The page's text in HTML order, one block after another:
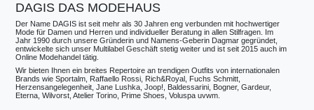
DAGIS DAS MODEHAUS
Der Name DAGIS ist seit mehr als 30 Jahren eng verbunden mit hochwertiger
Mode für Damen und Herren und individueller Beratung in allen Stilfragen. Im
Jahr 1990 durch unsere Gründerin und Namens-Geberin Dagmar gegründet,
entwickelte sich unser Multilabel Geschäft stetig weiter und ist seit 2015 auch im
Online Modehandel tätig.
Wir bieten Ihnen ein breites Repertoire an trendigen Outfits von internationalen
Brands wie Sportalm, Raffaello Rossi, Rich&Royal, Fuchs Schmitt,
Herzensangelegenheit, Jane Lushka, Joop!, Baldessarini, Bogner, Gardeur,
Eterna, Wilvorst, Atelier Torino, Prime Shoes, Voluspa uvwm.